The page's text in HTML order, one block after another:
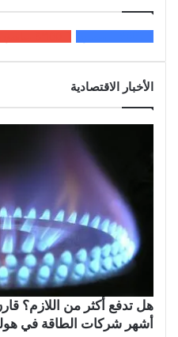
الأخبار الاقتصادية
هل تدفع أكثر من اللازم؟
أشهر شركات الطاقة في